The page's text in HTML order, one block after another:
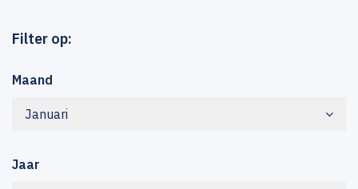
Filter op:
Maand
Januari
Jaar